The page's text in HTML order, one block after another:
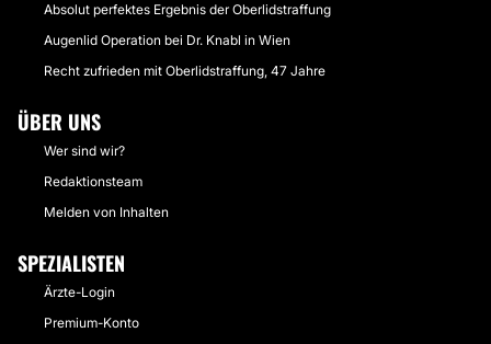
Absolut perfektes Ergebnis der Oberlidstraffung
Augenlid Operation bei Dr. Knabl in Wien
Recht zufrieden mit Oberlidstraffung, 47 Jahre
ÜBER UNS
Wer sind wir?
Redaktionsteam
Melden von Inhalten
SPEZIALISTEN
Ärzte-Login
Premium-Konto